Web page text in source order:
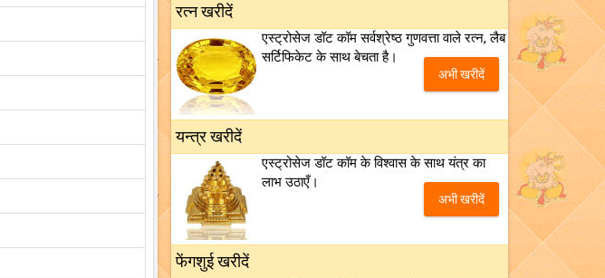
टैरो साप्ताहिक राशिफल (02 से 08 अगस्त, 2026): जानें 12 राशियों का विस्तृत भविष्यफल!
शनि साढ़े साती और ढैय्या से परेशान हैं? शनि कृपा के लिए अवश्य करें शनिवार व्रत!
रत्न खरीदें
एस्ट्रोसेज डॉट कॉम सर्वश्रेष्ठ गुणवत्ता वाले रत्न, लैब
सर्टिफिकेट के साथ बेचता है।
अभी खरीदें
यन्त्र खरीदें
एस्ट्रोसेज डॉट कॉम के विश्वास के साथ यंत्र का
लाभ उठाएँ।
अभी खरीदें
फेंगशुई खरीदें